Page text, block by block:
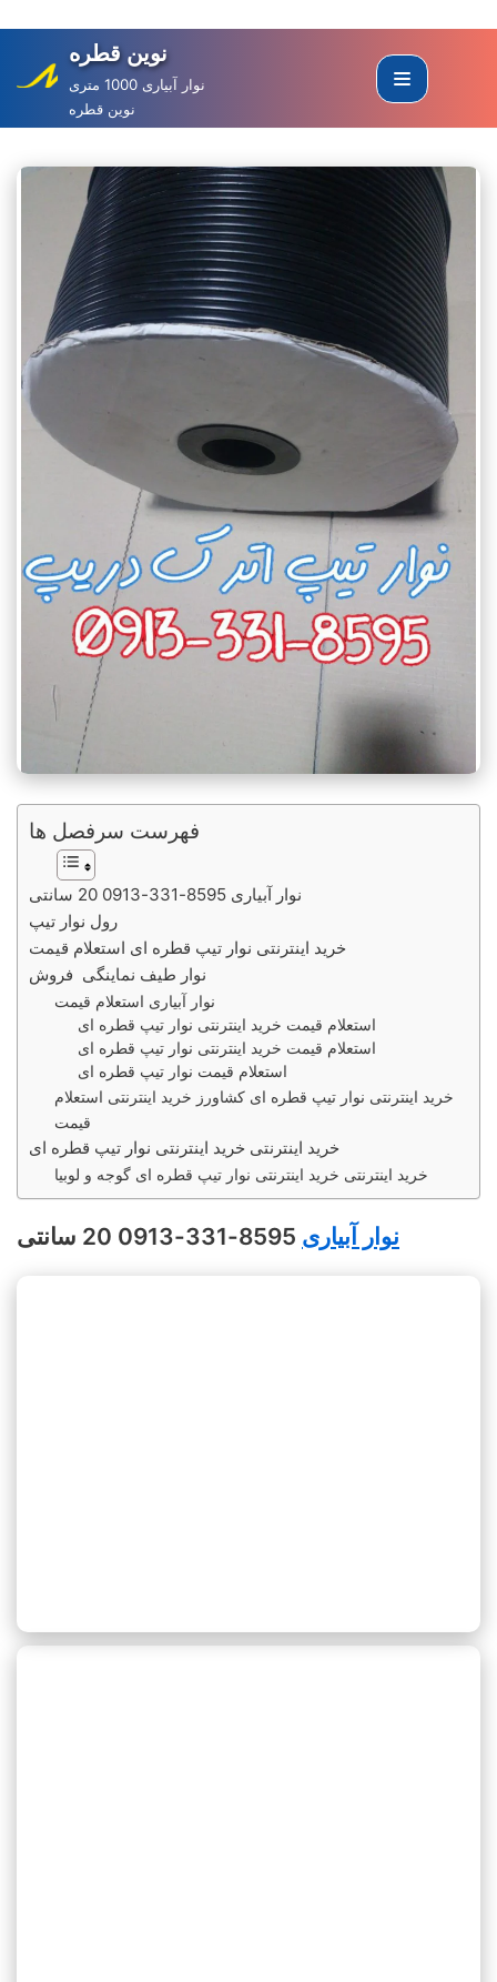
to
content
نوین قطره
نوار آبیاری 1000 متری
نوین قطره
فهرست سرفصل ها
نوار آبیاری 8595-331-0913 20 سانتی
رول نوار تیپ
خرید اینترنتی نوار تیپ قطره ای استعلام قیمت
نوار طیف نماینگی فروش
نوار آبیاری استعلام قیمت
استعلام قیمت خرید اینترنتی نوار تیپ قطره ای
استعلام قیمت خرید اینترنتی نوار تیپ قطره ای
استعلام قیمت نوار تیپ قطره ای
خرید اینترنتی نوار تیپ قطره ای کشاورز خرید اینترنتی استعلام
قیمت
خرید اینترنتی خرید اینترنتی نوار تیپ قطره ای
خرید اینترنتی خرید اینترنتی نوار تیپ قطره ای گوجه و لوبیا
نوار آبیاری